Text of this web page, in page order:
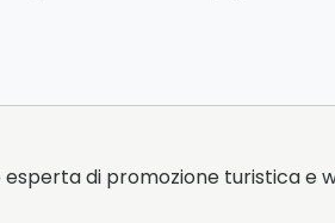
esperta di promozione turistica